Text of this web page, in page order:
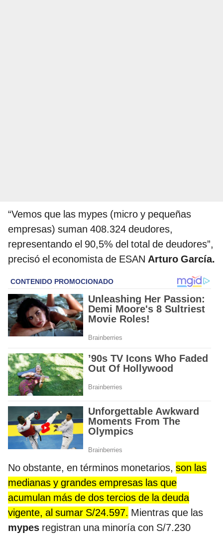
“Vemos que las mypes (micro y pequeñas
empresas) suman 408.324 deudores,
representando el 90,5% del total de deudores”,
precisó el economista de ESAN Arturo García.
No obstante, en términos monetarios, son las
medianas y grandes empresas las que
acumulan más de dos tercios de la deuda
vigente, al sumar S/24.597. Mientras que las
mypes registran una minoría con S/7.230